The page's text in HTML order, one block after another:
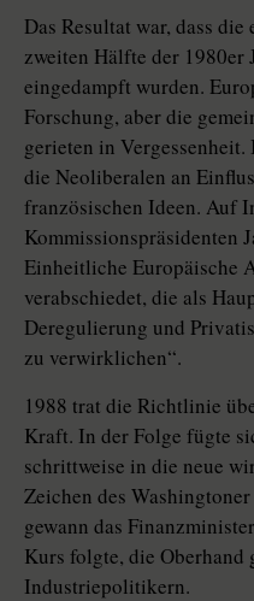
Das Resultat war, dass
zweiten Hälfte der
eingedampft wurden.
Forschung, aber die
gerieten in
die Neoliberalen an
französischen Ideen. Auf
Kommissionspräsidenten
Einheitliche Europäische
verabschiedet, die als
Deregulierung und
zu verwirklichen“.
1988 trat die Richtlinie
Kraft. In der Folge fügte
schrittweise in die neue
Zeichen des Washingtoner
gewann das
Kurs folgte, die Oberhand
Industriepolitikern.